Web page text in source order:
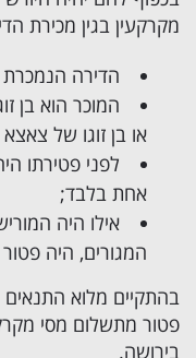
מקרקעין בגין מכירת
הדירה
המוכר הוא בן
או בן זוגו של
לפני פטירתו
אחת בלבד;
אילו היה
המגורים, היה
בהתקיים מלוא
פטור מתשלום מסי
בירושה.